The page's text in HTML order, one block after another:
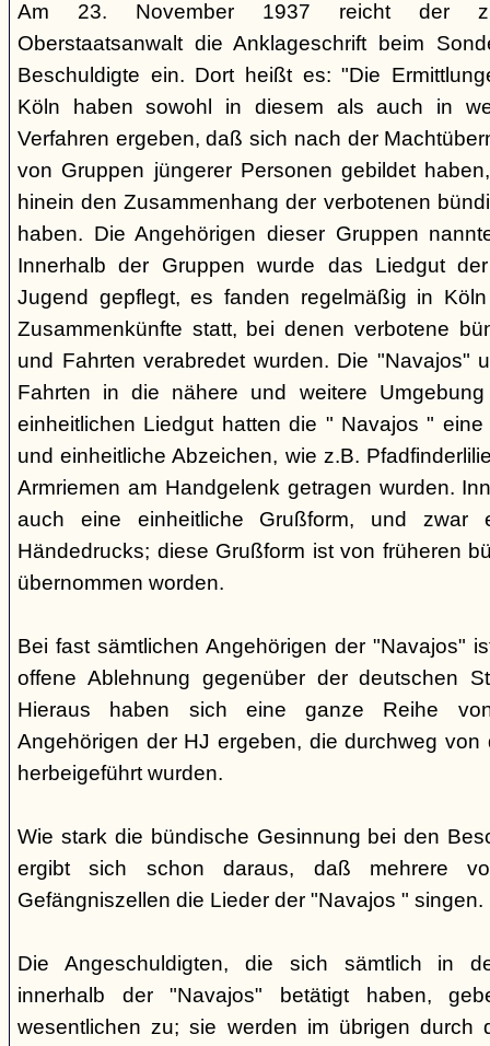
Am 23. November 1937 reicht der
Oberstaatsanwalt die Anklageschrift beim
Beschuldigte ein. Dort heißt es: "Die
Köln haben sowohl in diesem als auch in
Verfahren ergeben, daß sich nach der
von Gruppen jüngerer Personen gebildet
hinein den Zusammenhang der verbotenen
haben. Die Angehörigen dieser Gruppen
Innerhalb der Gruppen wurde das Liedgut
Jugend gepflegt, es fanden regelmäßig in
Zusammenkünfte statt, bei denen verbotene
und Fahrten verabredet wurden. Die "Navajos"
Fahrten in die nähere und weitere
einheitlichen Liedgut hatten die " Navajos "
und einheitliche Abzeichen, wie z.B.
Armriemen am Handgelenk getragen wurden.
auch eine einheitliche Grußform, und zwar
Händedrucks; diese Grußform ist von früheren
übernommen worden.
Bei fast sämtlichen Angehörigen der "Navajos"
offene Ablehnung gegenüber der deutschen
Hieraus haben sich eine ganze Reihe
Angehörigen der HJ ergeben, die durchweg von
herbeigeführt wurden.
Wie stark die bündische Gesinnung bei den
ergibt sich schon daraus, daß mehrere
Gefängniszellen die Lieder der "Navajos " singen.
Die Angeschuldigten, die sich sämtlich in
innerhalb der "Navajos" betätigt haben,
wesentlichen zu; sie werden im übrigen durch